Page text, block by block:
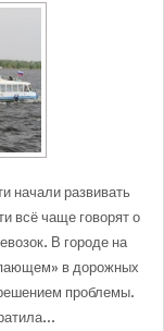
начали развивать
всё чаще говорят о
В городе на
в дорожных
проблемы.